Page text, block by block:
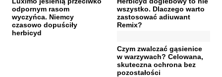
odpornym rasom
wyczyńca. Niemcy
czasowo dopuściły
herbicyd
wszystko. Dlaczego warto
zastosować adiuwant
Remix?
Czym zwalczać gąsienice
w warzywach? Celowana,
skuteczna ochrona bez
pozostałości